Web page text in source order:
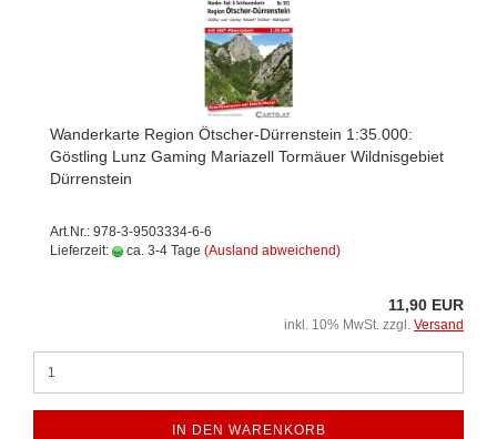
Wanderkarte Region Ötscher-Dürrenstein 1:35.000:
Göstling Lunz Gaming Mariazell Tormäuer Wildnisgebiet
Dürrenstein
Art.Nr.: 978-3-9503334-6-6
Lieferzeit:
ca. 3-4 Tage (Ausland abweichend)
11,90 EUR
inkl. 10% MwSt. zzgl. Versand
IN DEN WARENKORB